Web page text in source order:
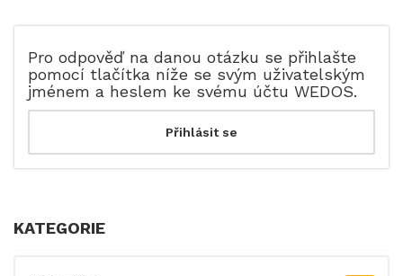
Pro odpověď na danou otázku se přihlašte
pomocí tlačítka níže se svým uživatelským
jménem a heslem ke svému účtu WEDOS.
KATEGORIE